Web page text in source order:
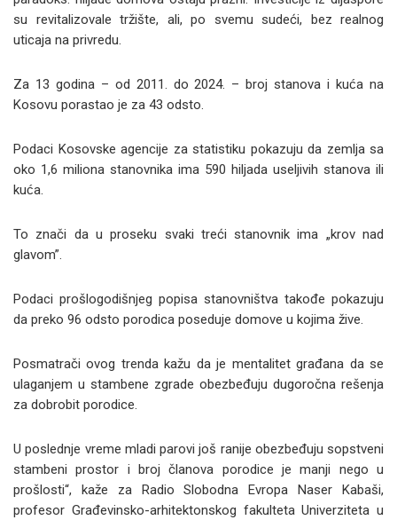
su revitalizovale tržište, ali, po svemu sudeći, bez realnog
uticaja na privredu.
Za 13 godina – od 2011. do 2024. – broj stanova i kuća na
Kosovu porastao je za 43 odsto.
Podaci Kosovske agencije za statistiku pokazuju da zemlja sa
oko 1,6 miliona stanovnika ima 590 hiljada useljivih stanova ili
kuća.
To znači da u proseku svaki treći stanovnik ima „krov nad
glavom”.
Podaci prošlogodišnjeg popisa stanovništva takođe pokazuju
da preko 96 odsto porodica poseduje domove u kojima žive.
Posmatrači ovog trenda kažu da je mentalitet građana da se
ulaganjem u stambene zgrade obezbeđuju dugoročna rešenja
za dobrobit porodice.
U poslednje vreme mladi parovi još ranije obezbeđuju sopstveni
stambeni prostor i broj članova porodice je manji nego u
prošlosti“, kaže za Radio Slobodna Evropa Naser Kabaši,
profesor Građevinsko-arhitektonskog fakulteta Univerziteta u